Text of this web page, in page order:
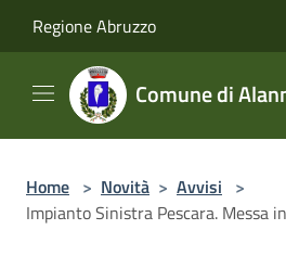
Regione Abruzzo
Comune di
Home > Novità > Avvisi >
Impianto Sinistra Pescara. Messa